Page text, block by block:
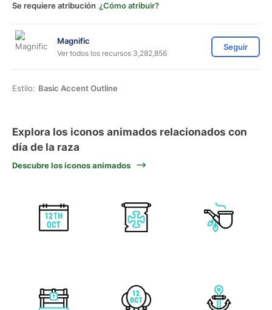
Se requiere atribución ¿Cómo atribuir?
Magnific
Ver todos los recursos 3,282,856
Seguir
Estilo: Basic Accent Outline
Explora los iconos animados relacionados con
día de la raza
Descubre los iconos animados